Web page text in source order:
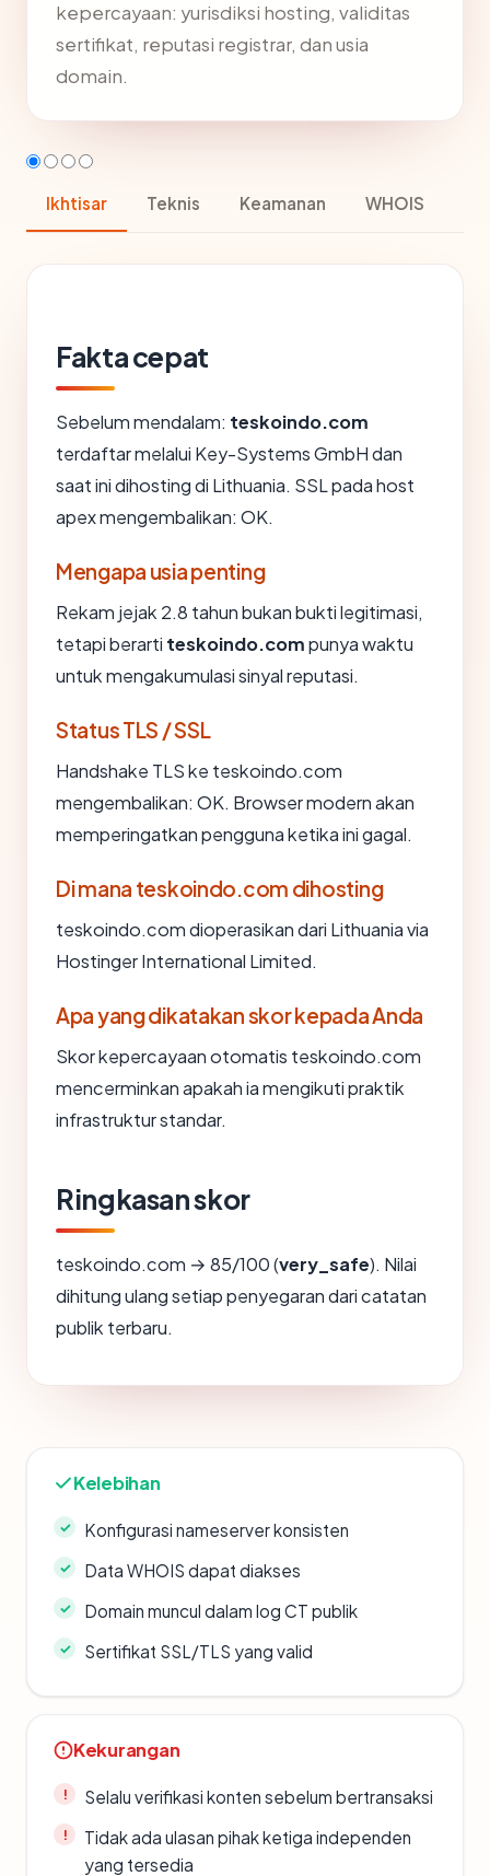
kepercayaan: yurisdiksi hosting, validitas
sertifikat, reputasi registrar, dan usia
domain.
Ikhtisar Teknis Keamanan WHOIS
Fakta cepat
Sebelum mendalam: teskoindo.com
terdaftar melalui Key-Systems GmbH dan
saat ini dihosting di Lithuania. SSL pada host
apex mengembalikan: OK.
Mengapa usia penting
Rekam jejak 2.8 tahun bukan bukti legitimasi,
tetapi berarti teskoindo.compunya waktu
untuk mengakumulasi sinyal reputasi.
Status TLS / SSL
Handshake TLS ke teskoindo.com
mengembalikan: OK. Browser modern akan
memperingatkan pengguna ketika ini gagal.
Di mana teskoindo.com dihosting
teskoindo.com dioperasikan dari Lithuania via
Hostinger International Limited.
Apa yang dikatakan skor kepada Anda
Skor kepercayaan otomatis teskoindo.com
mencerminkan apakah ia mengikuti praktik
infrastruktur standar.
Ringkasan skor
teskoindo.com → 85/100 (very_safe). Nilai
dihitung ulang setiap penyegaran dari catatan
publik terbaru.
Kelebihan
Konfigurasi nameserver konsisten
Data WHOIS dapat diakses
Domain muncul dalam log CT publik
Sertifikat SSL/TLS yang valid
Kekurangan
Selalu verifikasi konten sebelum bertransaksi
Tidak ada ulasan pihak ketiga independen
yang tersedia